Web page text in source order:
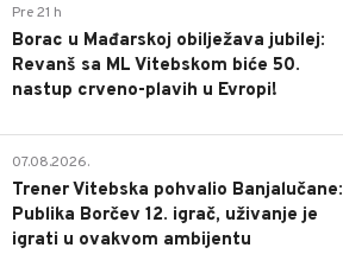
Pre 21 h
Borac u Mađarskoj obilježava jubilej:
Revanš sa ML Vitebskom biće 50.
nastup crveno-plavih u Evropi!
07.08.2026.
Trener Vitebska pohvalio Banjalučane:
Publika Borčev 12. igrač, uživanje je
igrati u ovakvom ambijentu